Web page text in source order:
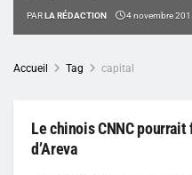
PARLA RÉDACTION 4 novembre
Accueil Tag capital
Le chinois CNNC
d’Areva